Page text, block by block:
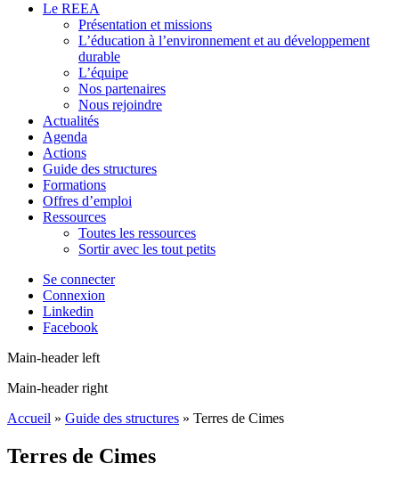
Le REEA
Présentation et missions
L’éducation à l’environnement et au développement
durable
L’équipe
Nos partenaires
Nous rejoindre
Actualités
Agenda
Actions
Guide des structures
Formations
Offres d’emploi
Ressources
Toutes les ressources
Sortir avec les tout petits
Se connecter
Connexion
Linkedin
Facebook
Main-header left
Main-header right
Accueil » Guide des structures » Terres de Cimes
Terres de Cimes